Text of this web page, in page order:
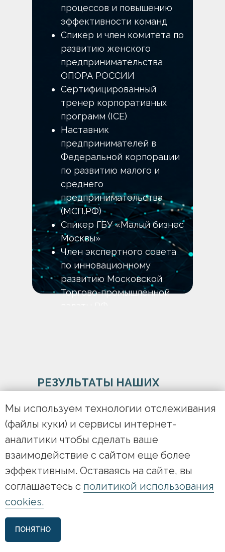
процессов и повышению
эффективности команд
Спикер и член комитета по
развитию женского
предпринимательства
ОПОРА РОССИИ
Сертифицированный
тренер корпоративных
программ (ICE)
Наставник
предпринимателей в
Федеральной корпорации
по развитию малого и
среднего
предпринимательства
(МСП.РФ)
Спикер ГБУ «Малый бизнес
Москвы»
Член экспертного совета
по инновационному
развитию Московской
Торгово-промышленной
РЕЗУЛЬТАТЫ НАШИХ
Мы используем технологии отслеживания
(файлы куки) и сервисы интернет-
аналитики чтобы сделать ваше
взаимодействие с сайтом еще более
эффективным. Оставаясь на сайте, вы
соглашаетесь с политикой использования
cookies.
ПОНЯТНО